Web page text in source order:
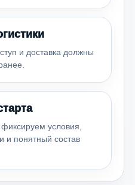
и доставка должны
условия,
и понятный состав